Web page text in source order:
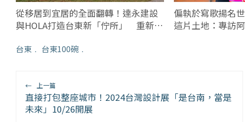
從移居到宜居的全面翻轉！達永建設
與HOLA打造台東新「佇所」 重新刻
偏執於寫歌揚名
這片土地：專訪
台東 ﹒ 台東100碗 ﹒
← 上一篇
直接打包整座城市！2024台灣設計展「是台南，當是
未來」10/26開展